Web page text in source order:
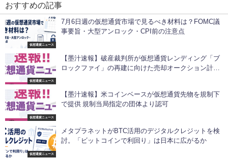
おすすめの記事
仮想通貨ニュース
7月6日週の仮想通貨市場で見るべき材料は？FOMC議
事要旨・大型アンロック・CPI前の注意点
仮想通貨ニュース
【墨汁速報】破産裁判所が仮想通貨レンディング「ブ
ロックファイ」の再建に向けた売却オークション計画
仮想通貨ニュース
【墨汁速報】米コインベースが仮想通貨先物を規制下
で提供 規制当局指定の団体より認可
仮想通貨ニュース
メタプラネットがBTC活用のデジタルクレジットを検
討。「ビットコインで利回り」は日本に広がるか